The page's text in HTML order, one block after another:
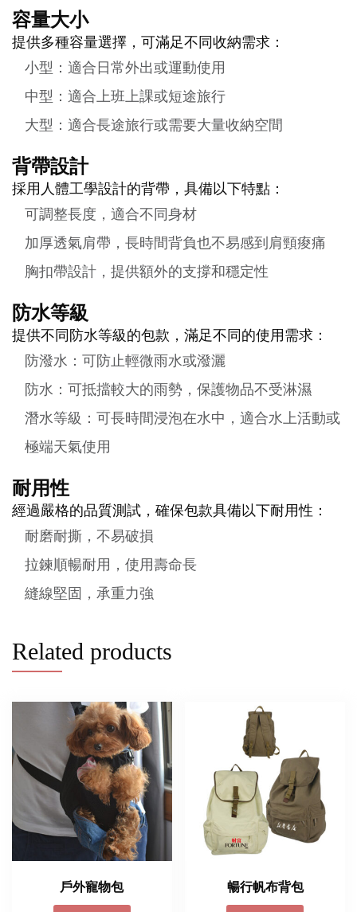
容量大小
提供多種容量選擇，可滿足不同收納需求：
小型：適合日常外出或運動使用
中型：適合上班上課或短途旅行
大型：適合長途旅行或需要大量收納空間
背帶設計
採用人體工學設計的背帶，具備以下特點：
可調整長度，適合不同身材
加厚透氣肩帶，長時間背負也不易感到肩頸痠痛
胸扣帶設計，提供額外的支撐和穩定性
防水等級
提供不同防水等級的包款，滿足不同的使用需求：
防潑水：可防止輕微雨水或潑灑
防水：可抵擋較大的雨勢，保護物品不受淋濕
潛水等級：可長時間浸泡在水中，適合水上活動或
極端天氣使用
耐用性
經過嚴格的品質測試，確保包款具備以下耐用性：
耐磨耐撕，不易破損
拉鍊順暢耐用，使用壽命長
縫線堅固，承重力強
Related products
戶外寵物包 暢行帆布背包